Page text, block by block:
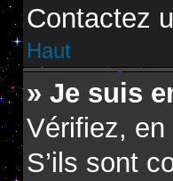
Contactez
Haut
» Je suis
Vérifiez, en
S’ils sont